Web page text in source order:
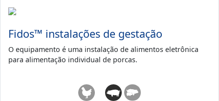
Fidos™ instalações de gestação
O equipamento é uma instalação de alimentos eletrônica
para alimentação individual de porcas.